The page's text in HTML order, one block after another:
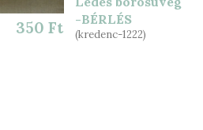
350 Ft
-BÉRLÉS
(kredenc-1222)